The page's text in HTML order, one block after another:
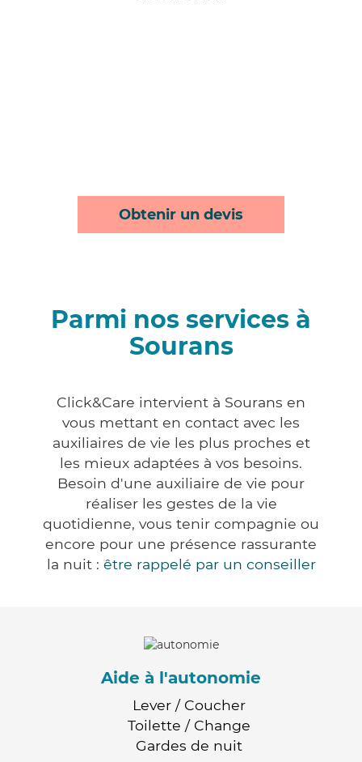
Obtenir un devis
Parmi nos services à
Sourans
Click&Care intervient à Sourans en
vous mettant en contact avec les
auxiliaires de vie les plus proches et
les mieux adaptées à vos besoins.
Besoin d'une auxiliaire de vie pour
réaliser les gestes de la vie
quotidienne, vous tenir compagnie ou
encore pour une présence rassurante
la nuit : être rappelé par un conseiller
Aide à l'autonomie
Lever / Coucher
Toilette / Change
Gardes de nuit